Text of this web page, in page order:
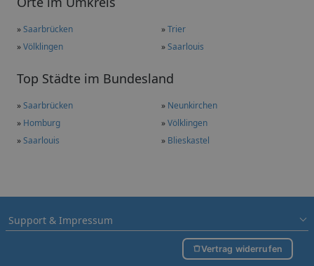
»Saarbrücken »Trier
»Völklingen »Saarlouis
Top Städte im Bundesland
»Saarbrücken » Neunkirchen
» Homburg »Völklingen
»Saarlouis » Blieskastel
Support & Impressum
Vertrag widerrufen